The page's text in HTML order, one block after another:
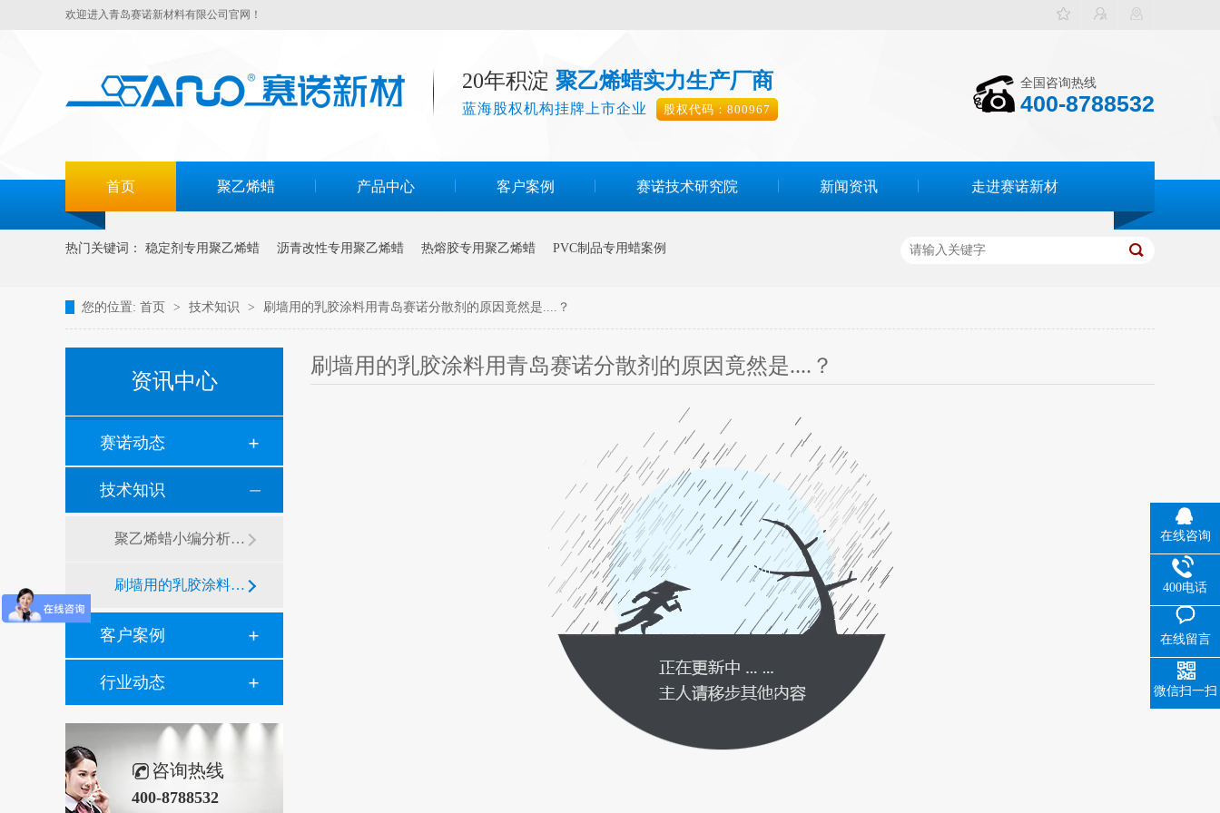
欢迎进入青岛赛诺新材料有限公司官网！
全国咨询热线
400-8788532
20年积淀 聚乙烯蜡实力生产厂商
蓝海股权机构挂牌上市企业 股权代码：800967
首页 聚乙烯蜡 产品中心 客户案例 赛诺技术研究院 新闻资讯 走进赛诺新材
热门关键词： 稳定剂专用聚乙烯蜡 沥青改性专用聚乙烯蜡 热熔胶专用聚乙烯蜡 PVC制品专用蜡案例
您的位置: 首页 > 技术知识 > 刷墙用的乳胶涂料用青岛赛诺分散剂的原因竟然是....？
资讯中心
赛诺动态
技术知识
聚乙烯蜡小编分析有机硅消泡剂优缺点及主要分类和性能
刷墙用的乳胶涂料用青岛赛诺分散剂的原因竟然是....？
客户案例
行业动态
咨询热线
400-8788532
刷墙用的乳胶涂料用青岛赛诺分散剂的原因竟然是....？
在线咨询
400电话
在线留言
微信扫一扫